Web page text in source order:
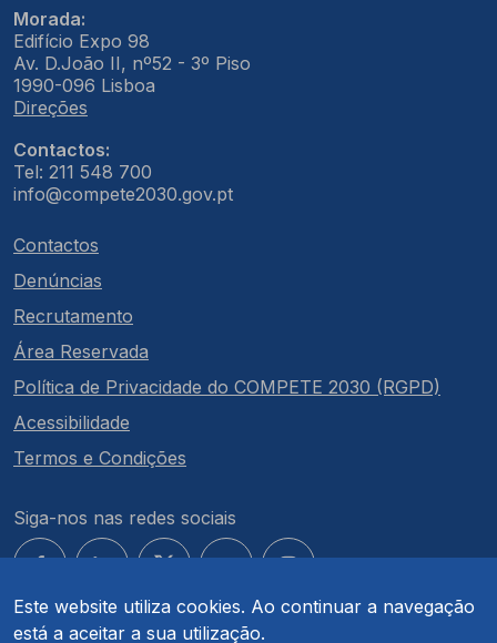
Este website utiliza cookies. Ao continuar a navegação
está a aceitar a sua utilização.
Morada:
Edifício Expo 98
Av. D.João II, nº52 - 3º Piso
1990-096 Lisboa
Direções
Contactos:
Tel: 211 548 700
info@compete2030.gov.pt
Contactos
Denúncias
Recrutamento
Área Reservada
Política de Privacidade do COMPETE 2030 (RGPD)
Acessibilidade
Termos e Condições
Siga-nos nas redes sociais